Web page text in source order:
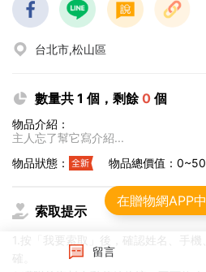
台北市,松山區
數量共 1 個，剩餘0 個
物品介紹：
主人忘了幫它寫介紹...
物品狀態：
物品總價值：
索取提示
1.按「我要索取」後，確認姓名、手
確。
留言
在贈物網APP